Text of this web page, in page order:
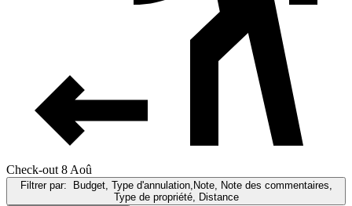
Check-out 8 Aoû
Filtrer par: Budget, Type d'annulation,Note, Note des commentaires,
Type de propriété, Distance